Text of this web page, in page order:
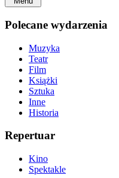
Polecane wydarzenia
Muzyka
Teatr
Film
Książki
Sztuka
Inne
Historia
Repertuar
Kino
Spektakle